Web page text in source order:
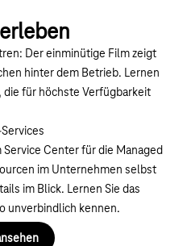
Der einminütige Film zeigt
hinter dem Betrieb. Lernen
die für höchste Verfügbarkeit
Center für die Managed
im Unternehmen selbst
im Blick. Lernen Sie das
unverbindlich kennen.